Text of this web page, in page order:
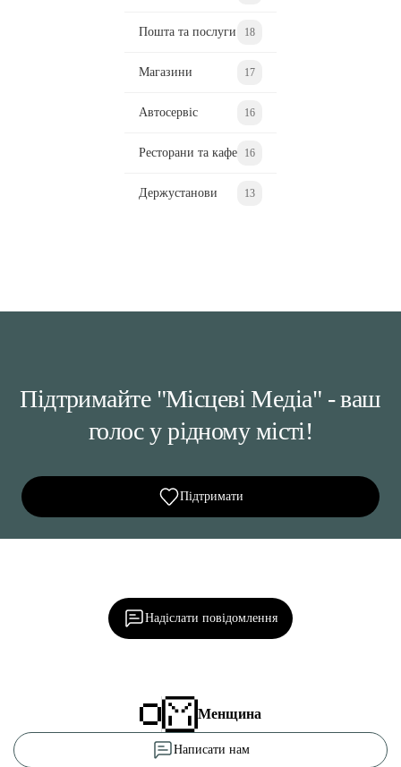
Пошта та послуги 18
Магазини 17
Автосервіс 16
Ресторани та кафе 16
Держустанови 13
Підтримайте "Місцеві Медіа" - ваш
голос у рідному місті!
Підтримати
Надіслати повідомлення
Менщина
Написати нам